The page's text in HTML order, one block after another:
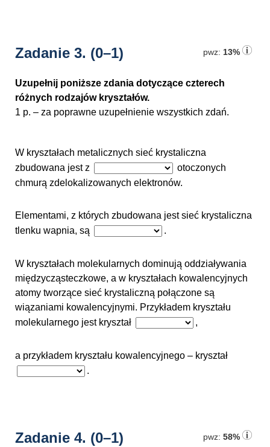
pwz: 13%
Zadanie 3. (0–1)
Uzupełnij poniższe zdania dotyczące czterech
różnych rodzajów kryształów.
1 p. – za poprawne uzupełnienie wszystkich zdań.
W kryształach metalicznych sieć krystaliczna
zbudowana jest z
otoczonych
chmurą zdelokalizowanych elektronów.
Elementami, z których zbudowana jest sieć krystaliczna
tlenku wapnia, są
.
W kryształach molekularnych dominują oddziaływania
międzycząsteczkowe, a w kryształach kowalencyjnych
atomy tworzące sieć krystaliczną połączone są
wiązaniami kowalencyjnymi. Przykładem kryształu
molekularnego jest kryształ
,
a przykładem kryształu kowalencyjnego – kryształ
.
pwz: 58%
Zadanie 4. (0–1)